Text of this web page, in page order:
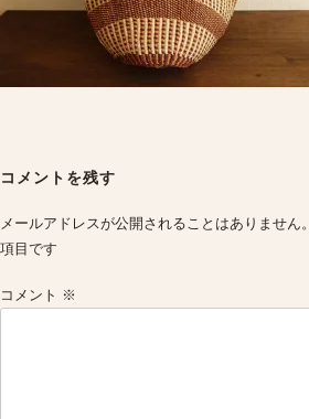
navigation
コメントを残す
メールアドレスが公開されることはありません。
項目です
コメント ※